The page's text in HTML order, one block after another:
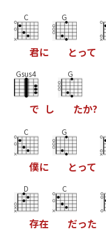
C
君に
G
とって
Gsus4
で し
G
たか?
C
僕に
G
とって
D
存在
C
だった